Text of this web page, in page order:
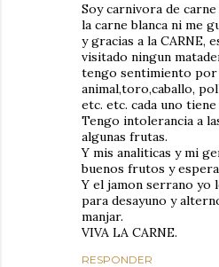
Soy carnivora de
la carne blanca ni me
y gracias a la CARNE,
visitado ningun
tengo sentimiento por
animal,toro,caballo,
etc. etc. cada uno
Tengo intolerancia a
algunas frutas.
Y mis analiticas y mi
buenos frutos y
Y el jamon serrano yo
para desayuno y
manjar.
VIVA LA CARNE.
RESPONDER